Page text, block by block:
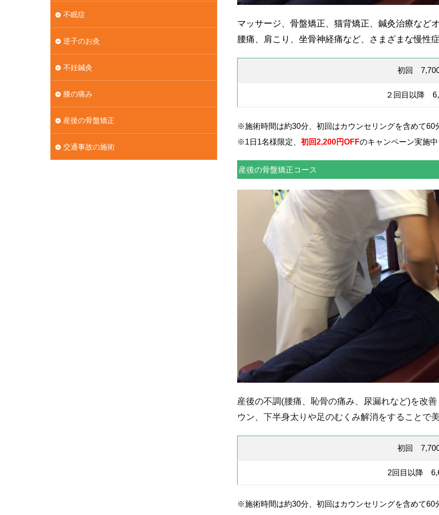
マッサージ、骨盤矯正、猫背矯正、鍼灸治療など
腰痛、肩こり、坐骨神経痛など、さまざまな慢性
初回
２回目以降
※施術時間は約30分、初回はカウンセリングを含めて60
※1日1名様限定、 初回2,200円OFFのキャンペーン実施
産後の骨盤矯正コース
産後の不調(腰痛、恥骨の痛み、尿漏れなど)を改
ウン、下半身太りや足のむくみ解消をすることで
初回
2回目以降
※施術時間は約30分、初回はカウンセリングを含めて60
不眠症
逆子のお灸
不妊鍼灸
膝の痛み
産後の骨盤矯正
交通事故の施術